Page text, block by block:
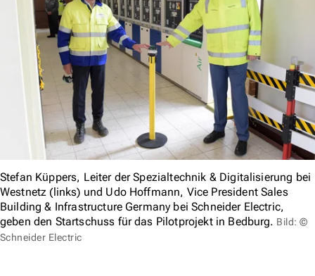
Stefan Küppers, Leiter der Spezialtechnik & Digitalisierung bei
Westnetz (links) und Udo Hoffmann, Vice President Sales
Building & Infrastructure Germany bei Schneider Electric,
geben den Startschuss für das Pilotprojekt in Bedburg. Bild: ©
Schneider Electric